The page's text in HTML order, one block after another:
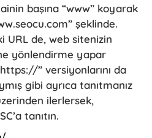
başına “www” koyarak
şeklinde.
URL de, web sitenizin
yönlendirme yapar
” versiyonlarını da
gibi ayrıca tanıtmanız
ilerlersek,
tanıtın.